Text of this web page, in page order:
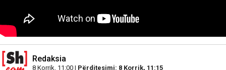
Redaksia
8 Korrik, 11:00 | Përditesimi: 8 Korrik, 11:15